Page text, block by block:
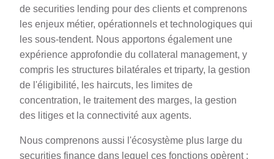
de securities lending pour des clients et comprenons
les enjeux métier, opérationnels et technologiques qui
les sous-tendent. Nous apportons également une
expérience approfondie du collateral management, y
compris les structures bilatérales et triparty, la gestion
de l'éligibilité, les haircuts, les limites de
concentration, le traitement des marges, la gestion
des litiges et la connectivité aux agents.
Nous comprenons aussi l'écosystème plus large du
securities finance dans lequel ces fonctions opèrent :